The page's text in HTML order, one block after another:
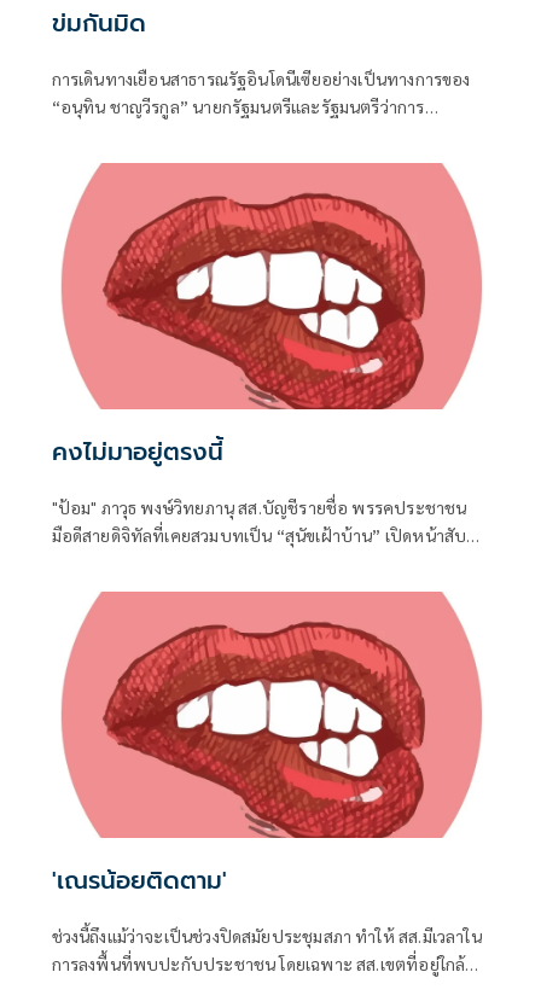
ข่มกันมิด
การเดินทางเยือนสาธารณรัฐอินโดนีเซียอย่างเป็นทางการของ
“อนุทิน ชาญวีรกูล” นายกรัฐมนตรีและรัฐมนตรีว่าการ
ประวัติศาสตร์ ที่สะท้อนถึงเกียรติภูมิอันโดดเด่นของ
ประเทศไทยบนเวทีโลกได้อย่างชัดเจน
คงไม่มาอยู่ตรงนี้
"ป้อม" ภาวุธ พงษ์วิทยภานุ สส.บัญชีรายชื่อ พรรคประชาชน
มือดีสายดิจิทัลที่เคยสวมบทเป็น “สุนัขเฝ้าบ้าน” เปิดหน้าสับ
กระทรวงดิจิทัลเพื่อเศรษฐกิจและสังคม (ดีอี)
'เณรน้อยติดตาม'
ช่วงนี้ถึงแม้ว่าจะเป็นช่วงปิดสมัยประชุมสภา ทำให้ สส.มีเวลาใน
การลงพื้นที่พบปะกับประชาชน โดยเฉพาะ สส.เขตที่อยู่ใกล้ชิด